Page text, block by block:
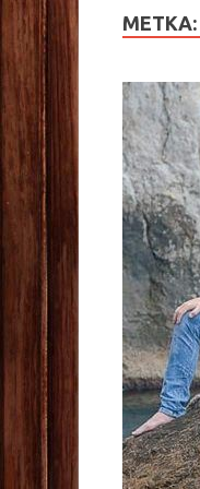
МЕТКА: